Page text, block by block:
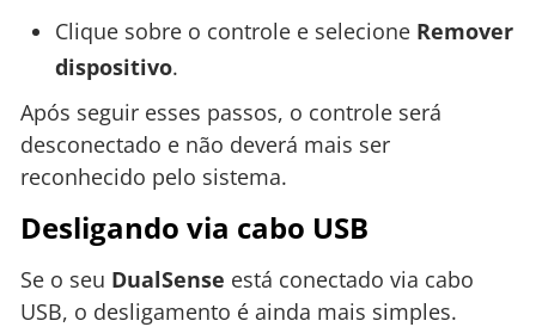
Clique sobre o controle e selecione Remover
dispositivo.
Após seguir esses passos, o controle será
desconectado e não deverá mais ser
reconhecido pelo sistema.
Desligando via cabo USB
Se o seu DualSense está conectado via cabo
USB, o desligamento é ainda mais simples.